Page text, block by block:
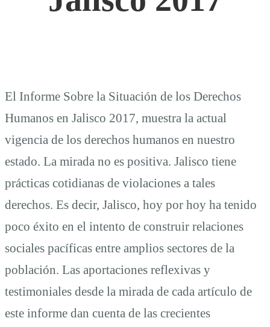
El Informe Sobre la Situación de los Derechos
Humanos en Jalisco 2017, muestra la actual
vigencia de los derechos humanos en nuestro
estado. La mirada no es positiva. Jalisco tiene
prácticas cotidianas de violaciones a tales
derechos. Es decir, Jalisco, hoy por hoy ha tenido
poco éxito en el intento de construir relaciones
sociales pacíficas entre amplios sectores de la
población. Las aportaciones reflexivas y
testimoniales desde la mirada de cada artículo de
este informe dan cuenta de las crecientes